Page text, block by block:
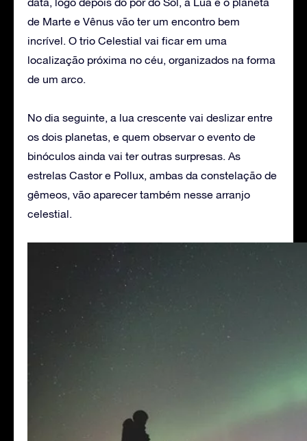
de Marte e Vênus vão ter um encontro bem
incrível. O trio Celestial vai ficar em uma
localização próxima no céu, organizados na forma
de um arco.
No dia seguinte, a lua crescente vai deslizar entre
os dois planetas, e quem observar o evento de
binóculos ainda vai ter outras surpresas. As
estrelas Castor e Pollux, ambas da constelação de
gêmeos, vão aparecer também nesse arranjo
celestial.